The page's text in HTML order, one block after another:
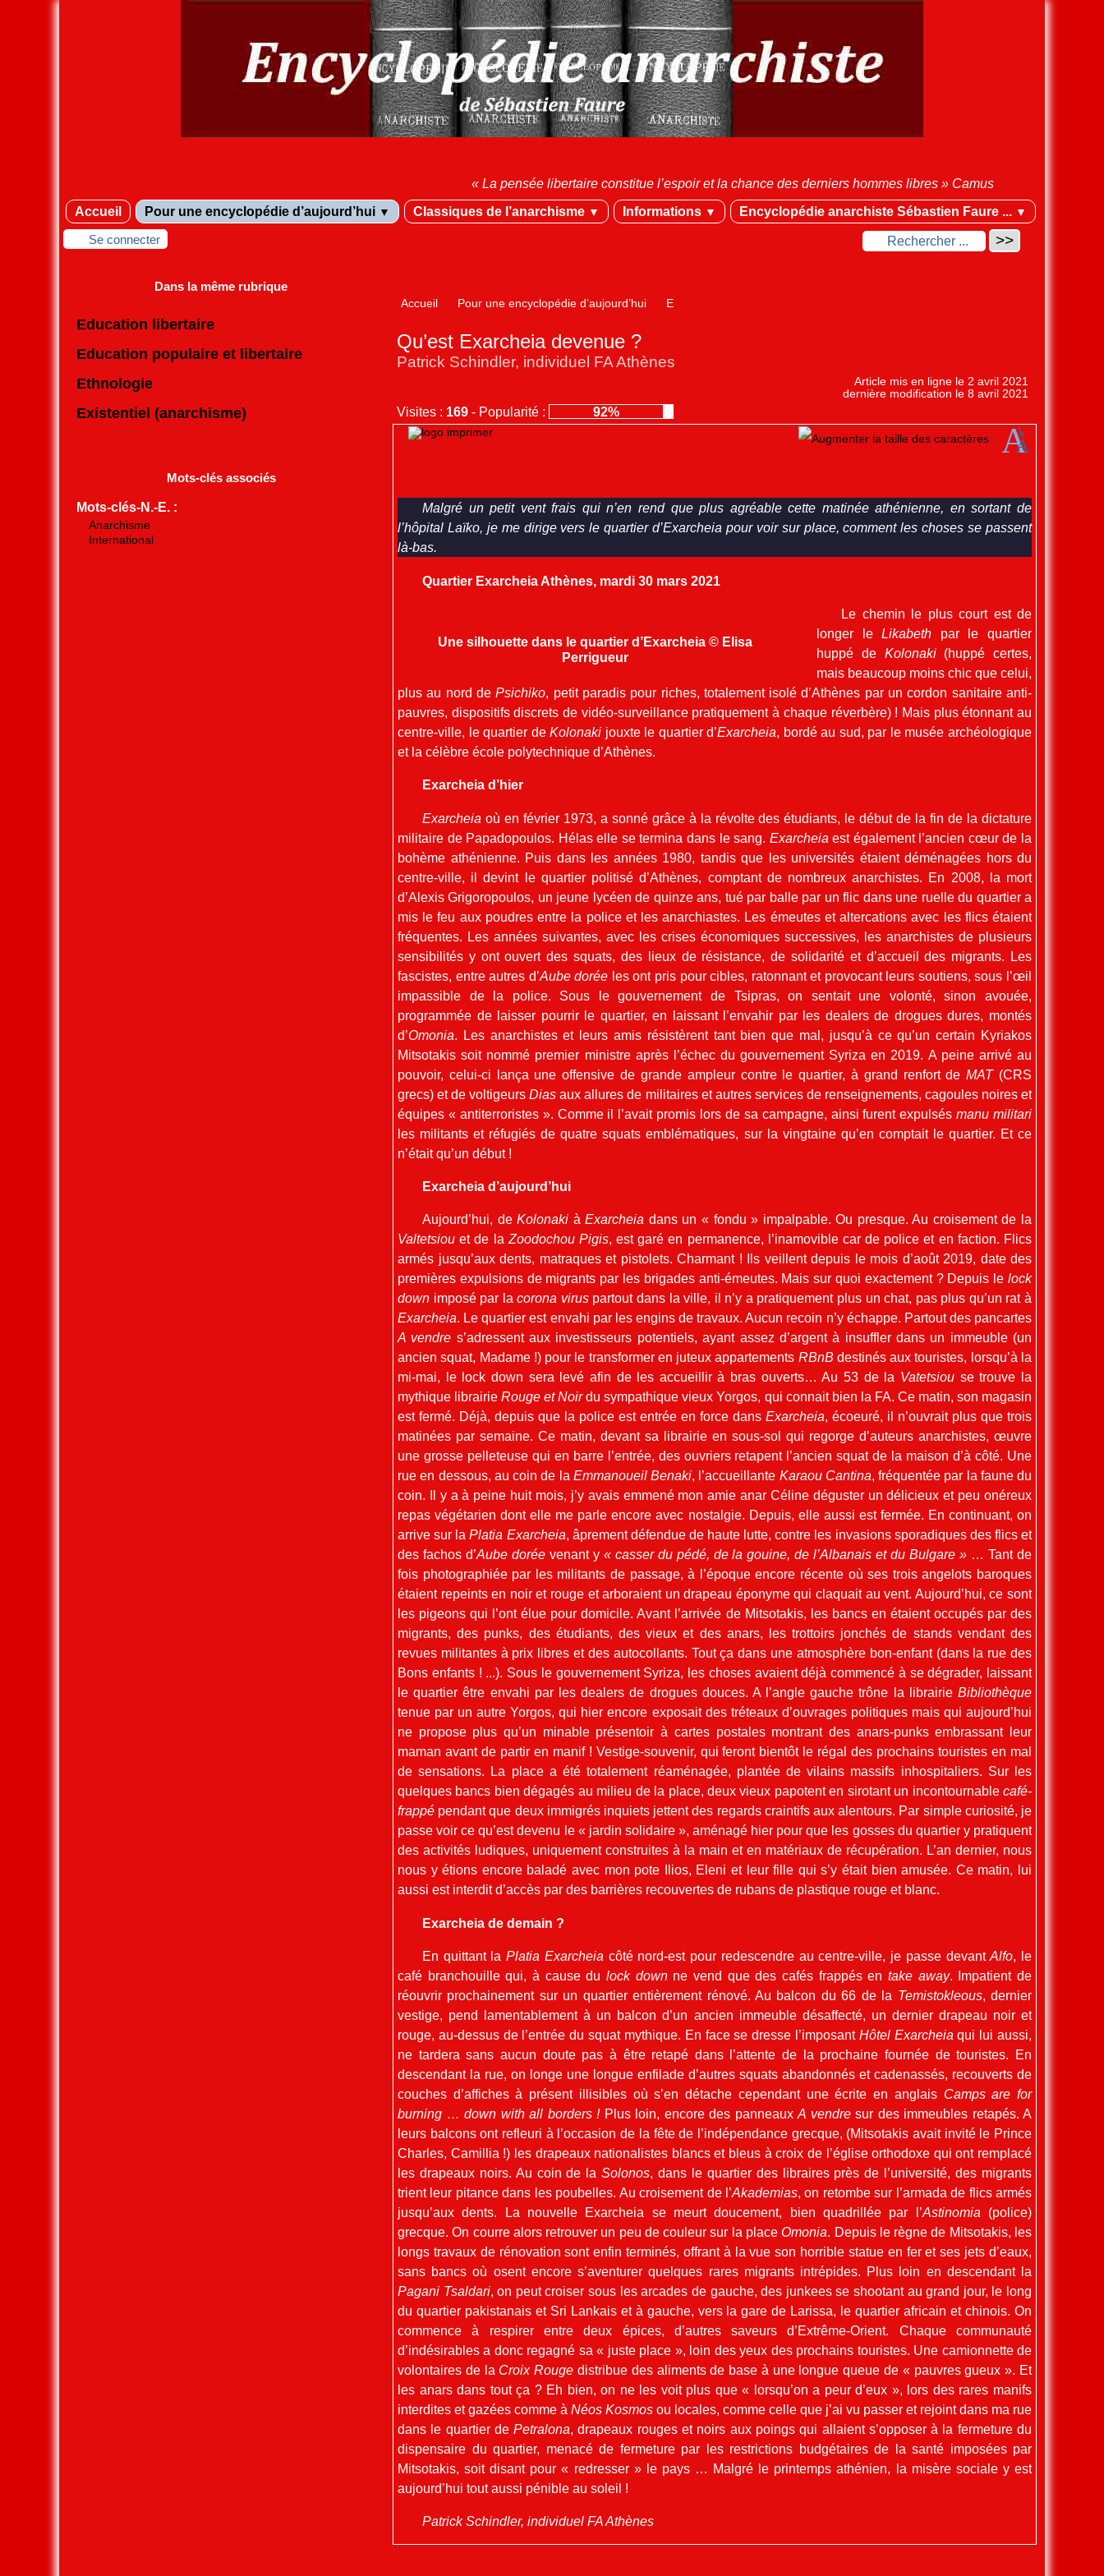
« La pensée libertaire constitue l’espoir et la chance des derniers hommes libres » Camus
Accueil Pour une encyclopédie d’aujourd’hui ▼ Classiques de l’anarchisme ▼ Informations ▼ Encyclopédie anarchiste Sébastien Faure ... ▼
Se connecter
Accueil Pour une encyclopédie d’aujourd’hui E
Qu’est Exarcheia devenue ?
Patrick Schindler, individuel FA Athènes
Article mis en ligne le 2 avril 2021
dernière modification le 8 avril 2021
Visites : 169 - Popularité : 92%
Malgré un petit vent frais qui n’en rend que plus agréable cette matinée athénienne, en sortant de
l’hôpital Laïko, je me dirige vers le quartier d’Exarcheia pour voir sur place, comment les choses se passent
là-bas.
Quartier Exarcheia Athènes, mardi 30 mars 2021
Une silhouette dans le quartier d’Exarcheia © Elisa
Perrigueur
Le chemin le plus court est de
longer leLikabeth par le quartier
huppé de Kolonaki (huppé certes,
mais beaucoup moins chic que celui,
plus au nord dePsichiko, petit paradis pour riches, totalement isolé d’Athènes par un cordon sanitaire anti-
pauvres, dispositifs discrets de vidéo-surveillance pratiquement à chaque réverbère) ! Mais plus étonnant au
centre-ville, le quartier deKolonaki jouxte le quartier d’Exarcheia, bordé au sud, par le musée archéologique
et la célèbre école polytechnique d’Athènes.
Exarcheia d’hier
Exarcheia où en février 1973, a sonné grâce à la révolte des étudiants, le début de la fin de la dictature
militaire de Papadopoulos. Hélas elle se termina dans le sang. Exarcheia est également l’ancien cœur de la
bohème athénienne. Puis dans les années 1980, tandis que les universités étaient déménagées hors du
centre-ville, il devint le quartier politisé d’Athènes, comptant de nombreux anarchistes. En 2008, la mort
d’Alexis Grigoropoulos, un jeune lycéen de quinze ans, tué par balle par un flic dans une ruelle du quartier a
mis le feu aux poudres entre la police et les anarchiastes. Les émeutes et altercations avec les flics étaient
fréquentes. Les années suivantes, avec les crises économiques successives, les anarchistes de plusieurs
sensibilités y ont ouvert des squats, des lieux de résistance, de solidarité et d’accueil des migrants. Les
fascistes, entre autres d’Aube dorée les ont pris pour cibles, ratonnant et provocant leurs soutiens, sous l’œil
impassible de la police. Sous le gouvernement de Tsipras, on sentait une volonté, sinon avouée,
programmée de laisser pourrir le quartier, en laissant l’envahir par les dealers de drogues dures, montés
d’Omonia . Les anarchistes et leurs amis résistèrent tant bien que mal, jusqu’à ce qu’un certain Kyriakos
Mitsotakis soit nommé premier ministre après l’échec du gouvernement Syriza en 2019. A peine arrivé au
pouvoir, celui-ci lança une offensive de grande ampleur contre le quartier, à grand renfort de MAT(CRS
grecs) et de voltigeurs Dias aux allures de militaires et autres services de renseignements, cagoules noires et
équipes « antiterroristes ». Comme il l’avait promis lors de sa campagne, ainsi furent expulsésmanu militari
les militants et réfugiés de quatre squats emblématiques, sur la vingtaine qu’en comptait le quartier. Et ce
n’était qu’un début !
Exarcheia d’aujourd’hui
Aujourd’hui, deKolonaki àExarcheia dans un « fondu » impalpable. Ou presque. Au croisement de la
Valtetsiou et de la Zoodochou Pigis, est garé en permanence, l’inamovible car de police et en faction. Flics
armés jusqu’aux dents, matraques et pistolets. Charmant ! Ils veillent depuis le mois d’août 2019, date des
premières expulsions de migrants par les brigades anti-émeutes. Mais sur quoi exactement ? Depuis le lock
down imposé par lacorona viruspartout dans la ville, il n’y a pratiquement plus un chat, pas plus qu’un rat à
Exarcheia. Le quartier est envahi par les engins de travaux. Aucun recoin n’y échappe. Partout des pancartes
A vendre s’adressent aux investisseurs potentiels, ayant assez d’argent à insuffler dans un immeuble (un
ancien squat, Madame !) pour le transformer en juteux appartements RBnB destinés aux touristes, lorsqu’à la
mi-mai, le lock down sera levé afin de les accueillir à bras ouverts… Au 53 de la Vatetsiou se trouve la
mythique librairieRouge et Noirdu sympathique vieux Yorgos, qui connait bien la FA. Ce matin, son magasin
est fermé. Déjà, depuis que la police est entrée en force dans Exarcheia, écoeuré, il n’ouvrait plus que trois
matinées par semaine. Ce matin, devant sa librairie en sous-sol qui regorge d’auteurs anarchistes, œuvre
une grosse pelleteuse qui en barre l’entrée, des ouvriers retapent l’ancien squat de la maison d’à côté. Une
rue en dessous, au coin de la Emmanoueil Benaki, l’accueillante Karaou Cantina, fréquentée par la faune du
coin. Il y a à peine huit mois, j’y avais emmené mon amie anar Céline déguster un délicieux et peu onéreux
repas végétarien dont elle me parle encore avec nostalgie. Depuis, elle aussi est fermée. En continuant, on
arrive sur laPlatia Exarcheia, âprement défendue de haute lutte, contre les invasions sporadiques des flics et
des fachos d’Aube dorée venant y « casser du pédé, de la gouine, de l’Albanais et du Bulgare » … Tant de
fois photographiée par les militants de passage, à l’époque encore récente où ses trois angelots baroques
étaient repeints en noir et rouge et arboraient un drapeau éponyme qui claquait au vent. Aujourd’hui, ce sont
les pigeons qui l’ont élue pour domicile. Avant l’arrivée de Mitsotakis, les bancs en étaient occupés par des
migrants, des punks, des étudiants, des vieux et des anars, les trottoirs jonchés de stands vendant des
revues militantes à prix libres et des autocollants. Tout ça dans une atmosphère bon-enfant (dans la rue des
Bons enfants ! ...). Sous le gouvernement Syriza, les choses avaient déjà commencé à se dégrader, laissant
le quartier être envahi par les dealers de drogues douces. A l’angle gauche trône la librairie Bibliothèque
tenue par un autre Yorgos, qui hier encore exposait des tréteaux d’ouvrages politiques mais qui aujourd’hui
ne propose plus qu’un minable présentoir à cartes postales montrant des anars-punks embrassant leur
maman avant de partir en manif ! Vestige-souvenir, qui feront bientôt le régal des prochains touristes en mal
de sensations. La place a été totalement réaménagée, plantée de vilains massifs inhospitaliers. Sur les
quelques bancs bien dégagés au milieu de la place, deux vieux papotent en sirotant un incontournable café-
frappé pendant que deux immigrés inquiets jettent des regards craintifs aux alentours. Par simple curiosité, je
passe voir ce qu’est devenu le « jardin solidaire », aménagé hier pour que les gosses du quartier y pratiquent
des activités ludiques, uniquement construites à la main et en matériaux de récupération. L’an dernier, nous
nous y étions encore baladé avec mon pote Ilios, Eleni et leur fille qui s’y était bien amusée. Ce matin, lui
aussi est interdit d’accès par des barrières recouvertes de rubans de plastique rouge et blanc.
Exarcheia de demain ?
En quittant laPlatia Exarcheia côté nord-est pour redescendre au centre-ville, je passe devantAlfo, le
café branchouille qui, à cause du lock downne vend que des cafés frappés entake away. Impatient de
réouvrir prochainement sur un quartier entièrement rénové. Au balcon du 66 de la Temistokleous, dernier
vestige, pend lamentablement à un balcon d’un ancien immeuble désaffecté, un dernier drapeau noir et
rouge, au-dessus de l’entrée du squat mythique. En face se dresse l’imposant Hôtel Exarcheia qui lui aussi,
ne tardera sans aucun doute pas à être retapé dans l’attente de la prochaine fournée de touristes. En
descendant la rue, on longe une longue enfilade d’autres squats abandonnés et cadenassés, recouverts de
couches d’affiches à présent illisibles où s’en détache cependant une écrite en anglais Camps are for
burning … down with all borders !Plus loin, encore des panneaux A vendresur des immeubles retapés. A
leurs balcons ont refleuri à l’occasion de la fête de l’indépendance grecque, (Mitsotakis avait invité le Prince
Charles, Camillia !) les drapeaux nationalistes blancs et bleus à croix de l’église orthodoxe qui ont remplacé
les drapeaux noirs. Au coin de laSolonos, dans le quartier des libraires près de l’université, des migrants
trient leur pitance dans les poubelles. Au croisement de l’Akademias, on retombe sur l’armada de flics armés
jusqu’aux dents. La nouvelle Exarcheia se meurt doucement, bien quadrillée par l’Astinomia (police)
grecque. On courre alors retrouver un peu de couleur sur la place Omonia. Depuis le règne de Mitsotakis, les
longs travaux de rénovation sont enfin terminés, offrant à la vue son horrible statue en fer et ses jets d’eaux,
sans bancs où osent encore s’aventurer quelques rares migrants intrépides. Plus loin en descendant la
Pagani Tsaldari, on peut croiser sous les arcades de gauche, des junkees se shootant au grand jour, le long
du quartier pakistanais et Sri Lankais et à gauche, vers la gare de Larissa, le quartier africain et chinois. On
commence à respirer entre deux épices, d’autres saveurs d’Extrême-Orient. Chaque communauté
d’indésirables a donc regagné sa « juste place », loin des yeux des prochains touristes. Une camionnette de
volontaires de la Croix Rouge distribue des aliments de base à une longue queue de « pauvres gueux ». Et
les anars dans tout ça ? Eh bien, on ne les voit plus que « lorsqu’on a peur d’eux », lors des rares manifs
interdites et gazées comme à Néos Kosmos ou locales, comme celle que j’ai vu passer et rejoint dans ma rue
dans le quartier dePetralona, drapeaux rouges et noirs aux poings qui allaient s’opposer à la fermeture du
dispensaire du quartier, menacé de fermeture par les restrictions budgétaires de la santé imposées par
Mitsotakis, soit disant pour « redresser » le pays … Malgré le printemps athénien, la misère sociale y est
aujourd’hui tout aussi pénible au soleil !
Patrick Schindler, individuel FA Athènes
Dans la même rubrique
Education libertaire
Education populaire et libertaire
Ethnologie
Existentiel (anarchisme)
Mots-clés associés
Mots-clés-N.-E. :
Anarchisme
International